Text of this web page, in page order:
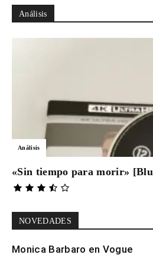
Análisis
Análisis
«Sin tiempo para morir»
NOVEDADES
Monica Barbaro en Vogue